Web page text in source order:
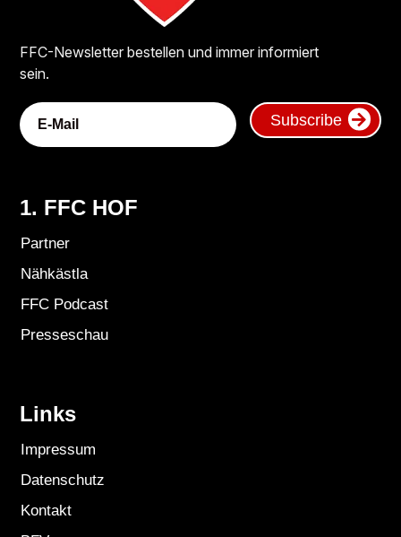
FFC-Newsletter bestellen und immer informiert
sein.
Subscribe
1. FFC HOF
Partner
Nähkästla
FFC Podcast
Presseschau
Links
Impressum
Datenschutz
Kontakt